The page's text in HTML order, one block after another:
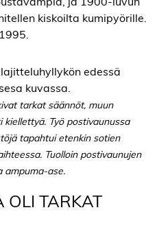
kiskoilta kumipyörille.
tarkat säännöt, muun
Työ postivaunussa
tapahtui etenkin sotien
Tuolloin postivaunujen
ampuma-ase.
OLI TARKAT